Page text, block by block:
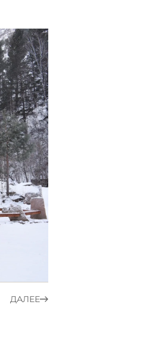
ДАЛЕЕ